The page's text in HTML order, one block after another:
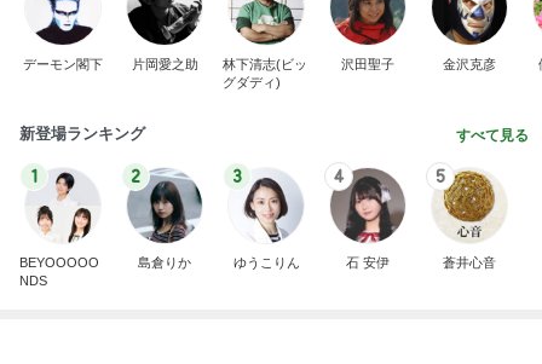
デーモン閣下 片岡愛之助
林下清志(ビッ
グダディ)
沢田聖子 金沢克彦
新登場ランキング すべて見る
1
BEYOOOOO
NDS
2
島倉りか
3
ゆうこりん
4
石 安伊
5
蒼井心音